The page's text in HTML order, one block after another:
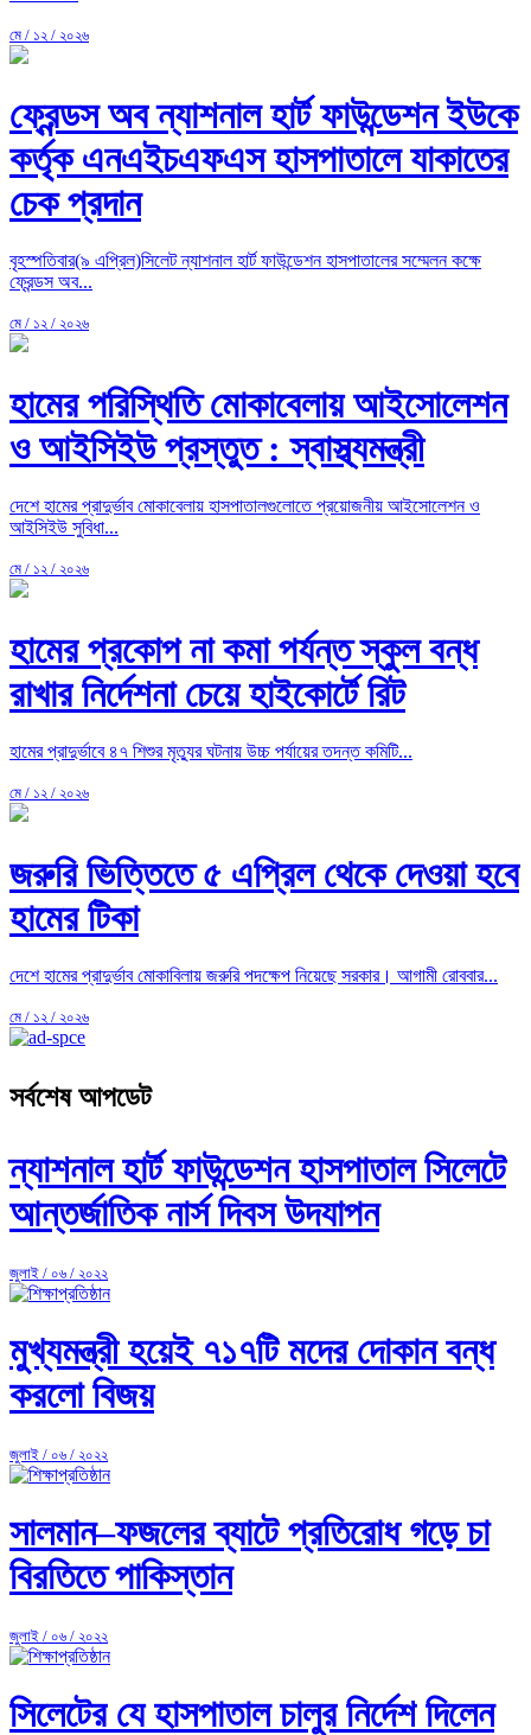
মে / ১২ / ২০২৬
ফ্রেন্ডস অব ন্যাশনাল হার্ট ফাউন্ডেশন ইউকে
কর্তৃক এনএইচএফএস হাসপাতালে যাকাতের
চেক প্রদান
বৃহস্পতিবার(৯ এপ্রিল)সিলেট ন্যাশনাল হার্ট ফাউন্ডেশন হাসপাতালের সম্মেলন কক্ষে
ফ্রেন্ডস অব...
মে / ১২ / ২০২৬
হামের পরিস্থিতি মোকাবেলায় আইসোলেশন
ও আইসিইউ প্রস্তুত : স্বাস্থ্যমন্ত্রী
দেশে হামের প্রাদুর্ভাব মোকাবেলায় হাসপাতালগুলোতে প্রয়োজনীয় আইসোলেশন ও
আইসিইউ সুবিধা...
মে / ১২ / ২০২৬
হামের প্রকোপ না কমা পর্যন্ত স্কুল বন্ধ
রাখার নির্দেশনা চেয়ে হাইকোর্টে রিট
হামের প্রাদুর্ভাবে ৪৭ শিশুর মৃত্যুর ঘটনায় উচ্চ পর্যায়ের তদন্ত কমিটি...
মে / ১২ / ২০২৬
জরুরি ভিত্তিতে ৫ এপ্রিল থেকে দেওয়া হবে
হামের টিকা
দেশে হামের প্রাদুর্ভাব মোকাবিলায় জরুরি পদক্ষেপ নিয়েছে সরকার। আগামী রোববার...
মে / ১২ / ২০২৬
সর্বশেষ আপডেট
ন্যাশনাল হার্ট ফাউন্ডেশন হাসপাতাল সিলেটে
আন্তর্জাতিক নার্স দিবস উদযাপন
জুলাই / ০৬ / ২০২২
মুখ্যমন্ত্রী হয়েই ৭১৭টি মদের দোকান বন্ধ
করলো বিজয়
জুলাই / ০৬ / ২০২২
সালমান–ফজলের ব্যাটে প্রতিরোধ গড়ে চা
বিরতিতে পাকিস্তান
জুলাই / ০৬ / ২০২২
সিলেটের যে হাসপাতাল চালুর নির্দেশ দিলেন